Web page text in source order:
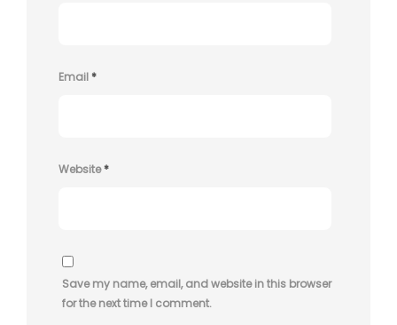
Email*
Website*
Save my name, email, and website in this browser
for the next time I comment.